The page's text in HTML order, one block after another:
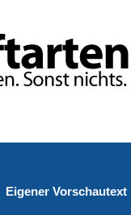
Eigener Vorschautext